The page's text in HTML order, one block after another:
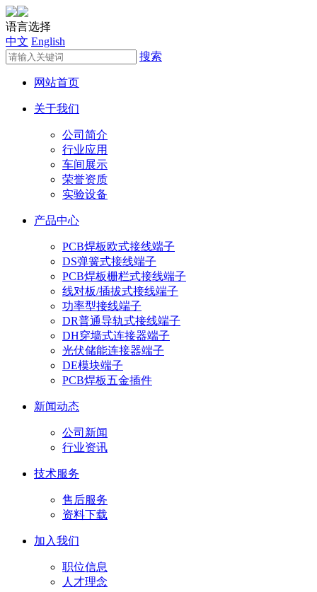
语言选择
中文 English
搜索
网站首页
关于我们
公司简介
行业应用
车间展示
荣誉资质
实验设备
产品中心
PCB焊板欧式接线端子
DS弹簧式接线端子
PCB焊板栅栏式接线端子
线对板/插拔式接线端子
功率型接线端子
DR普通导轨式接线端子
DH穿墙式连接器端子
光伏储能连接器端子
DE模块端子
PCB焊板五金插件
新闻动态
公司新闻
行业资讯
技术服务
售后服务
资料下载
加入我们
职位信息
人才理念